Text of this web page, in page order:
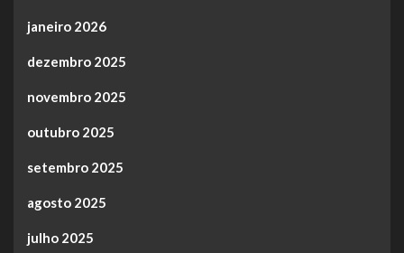
janeiro 2026
dezembro 2025
novembro 2025
outubro 2025
setembro 2025
agosto 2025
julho 2025